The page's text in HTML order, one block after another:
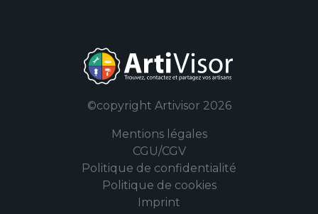
©copyright Artivisor 2026
Mentions légales
CGU/CGV
Politique de confidentialité
Politique de cookies
Imprint